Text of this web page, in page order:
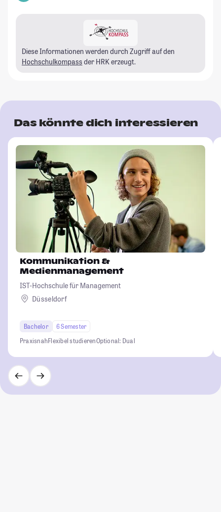
Diese Informationen werden durch Zugriff auf den
Hochschulkompass der HRK erzeugt.
Das könnte dich interessieren
Kommunikation &
Medienmanagement
IST-Hochschule für Management
Düsseldorf
Bachelor
6 Semester
PraxisnahFlexibel studierenOptional: Dual